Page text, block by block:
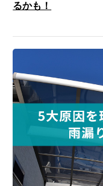
るかも！